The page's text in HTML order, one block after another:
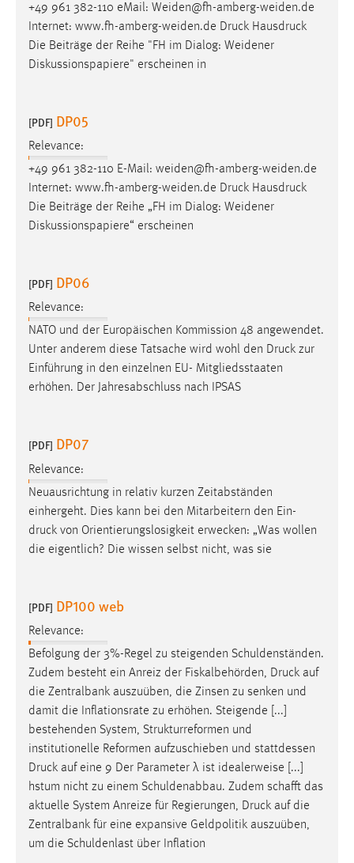
+49 961 382-110 eMail: Weiden@fh-amberg-weiden.de
Internet: www.fh-amberg-weiden.de Druck Hausdruck
Die Beiträge der Reihe "FH im Dialog: Weidener
Diskussionspapiere" erscheinen in
[PDF] DP05
Relevance:
+49 961 382-110 E-Mail: weiden@fh-amberg-weiden.de
Internet: www.fh-amberg-weiden.de Druck Hausdruck
Die Beiträge der Reihe „FH im Dialog: Weidener
Diskussionspapiere“ erscheinen
[PDF] DP06
Relevance:
NATO und der Europäischen Kommission 48 angewendet.
Unter anderem diese Tatsache wird wohl den Druck zur
Einführung in den einzelnen EU- Mitgliedsstaaten
erhöhen. Der Jahresabschluss nach IPSAS
[PDF] DP07
Relevance:
Neuausrichtung in relativ kurzen Zeitabständen
einhergeht. Dies kann bei den Mitarbeitern den Ein-
druck von Orientierungslosigkeit erwecken: „Was wollen
die eigentlich? Die wissen selbst nicht, was sie
[PDF] DP100 web
Relevance:
Befolgung der 3%-Regel zu steigenden Schuldenständen.
Zudem besteht ein Anreiz der Fiskalbehörden, Druck auf
die Zentralbank auszuüben, die Zinsen zu senken und
damit die Inflationsrate zu erhöhen. Steigende [...]
bestehenden System, Strukturreformen und
institutionelle Reformen aufzuschieben und stattdessen
Druck auf eine 9 Der Parameter λ ist idealerweise [...]
hstum nicht zu einem Schuldenabbau. Zudem schafft das
aktuelle System Anreize für Regierungen, Druck auf die
Zentralbank für eine expansive Geldpolitik auszuüben,
um die Schuldenlast über Inflation